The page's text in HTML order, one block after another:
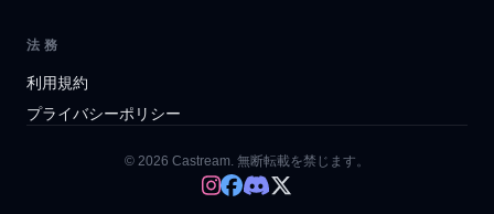
法務
利用規約
プライバシーポリシー
© 2026 Castream. 無断転載を禁じます。